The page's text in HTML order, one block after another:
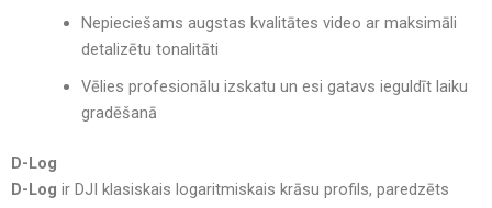
Nepieciešams augstas kvalitātes video ar maksimāli
detalizētu tonalitāti
Vēlies profesionālu izskatu un esi gatavs ieguldīt laiku
gradēšanā
D-Log
D-Log ir DJI klasiskais logaritmiskais krāsu profils, paredzēts